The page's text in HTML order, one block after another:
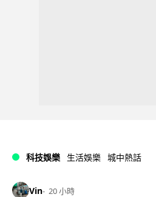
科技娛樂 生活娛樂 城中熱話
Vin 20 小時